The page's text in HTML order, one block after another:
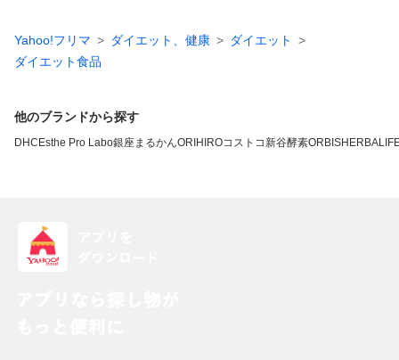
Yahoo!フリマ ダイエット、健康
ダイエット
ダイエット食品
他のブランドから探す
DHC Esthe Pro Labo銀座まるかんORIHIROコストコ新谷酵素ORBIS